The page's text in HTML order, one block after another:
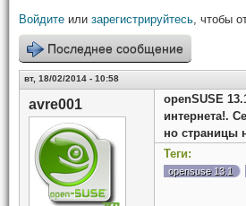
Войдите или зарегистрируйтесь, чтобы
Последнее сообщение
вт, 18/02/2014 - 10:58
avre001
openSUSE
интернета!.
но страницы
Теги:
opensuse 13.1